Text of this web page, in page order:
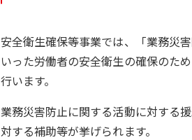
安全衛生確保等事業では、「業務災
いった労働者の安全衛生の確保のた
行います。
業務災害防止に関する活動に対する
対する補助等が挙げられます。